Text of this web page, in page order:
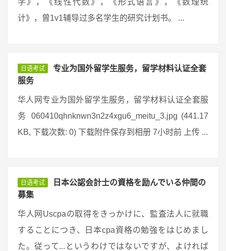
学》，《线性代数》，《形式语言》，《数理统
计》，曾1v1辅导过多名学生的研究计划书。 ...
日语考试
专业为国外留学生服务，留学材料认证全套
服务
华人网专业为国外留学生服务，留学材料认证全套服
务 060410qhnknwn3n2z4xgu6_meitu_3.jpg (441.17
KB, 下载次数: 0) 下载附件保存到相册 7小时前 上传 ...
日语考试
日本公認会計士の資格を励んでいる仲間の
募集
华人网Uscpaの取得をきっかけに、監査法人に就職
することにつき、日本cpa資格の勉強をはじめまし
た。従って...というわけではないですが、よければ